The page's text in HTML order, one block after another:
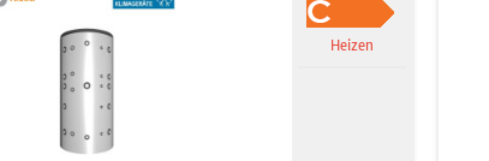
Heizen